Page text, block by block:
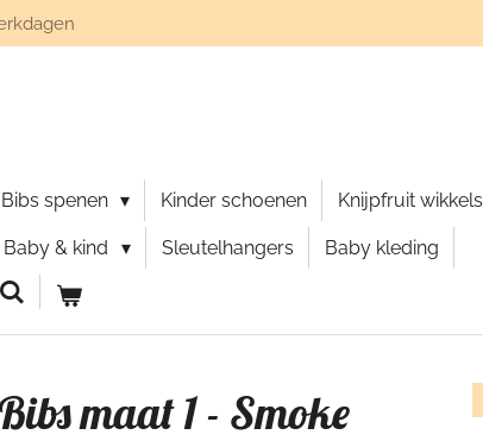
Bibs spenen Kinder schoenen Knijpfruit wikkels
Baby & kind Sleutelhangers Baby kleding
maat 1 - Smoke